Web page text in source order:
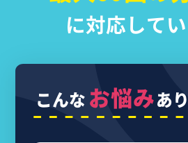
に対応してい
こんなお悩みあ